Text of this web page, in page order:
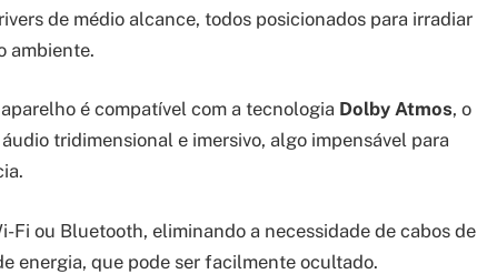
de médio alcance, todos posicionados para irradiar
ambiente.
é compatível com a tecnologia Dolby Atmos, o
tridimensional e imersivo, algo impensável para
Fi ou Bluetooth, eliminando a necessidade de cabos de
energia, que pode ser facilmente ocultado.